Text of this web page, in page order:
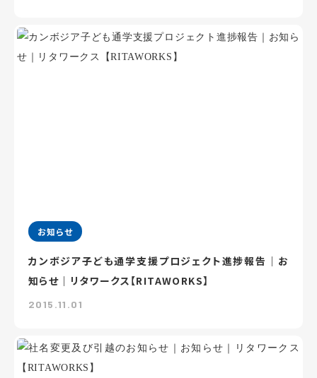
お知らせ
カンボジア子ども通学支援プロジェクト進捗報告｜お
知らせ｜リタワークス【RITAWORKS】
2015.11.01